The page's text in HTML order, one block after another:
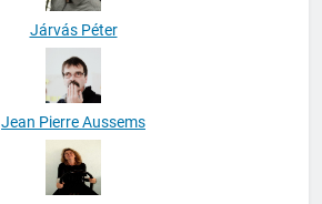
Járvás Péter
Jean Pierre Aussems